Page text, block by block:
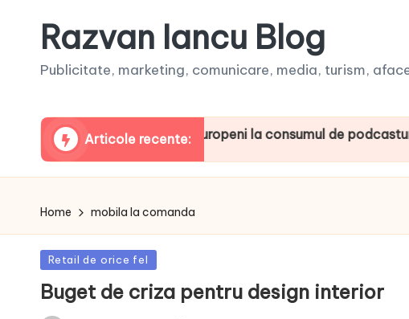
Razvan Iancu Blog
Publicitate, marketing, comunicare, media, turism,
Articole recente:
printre liderii europeni la consumul de podcasturi
Home mobila la comanda
Posted
in
Retail de orice fel
Buget de criza pentru design interior